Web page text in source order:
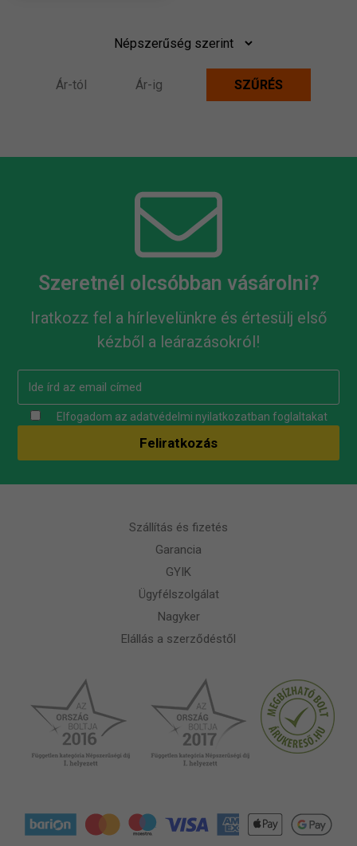
Szeretnél olcsóbban vásárolni?
Iratkozz fel a hírlevelünkre és értesülj első
kézből a leárazásokról!
Elfogadom az adatvédelmi nyilatkozatban foglaltakat
Szállítás és fizetés
Garancia
GYIK
Ügyfélszolgálat
Nagyker
Elállás a szerződéstől